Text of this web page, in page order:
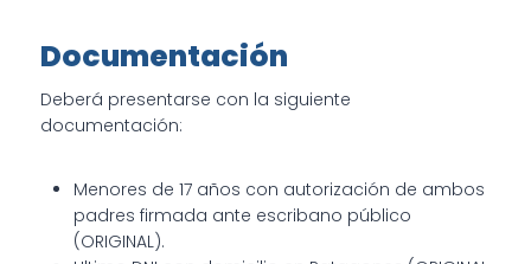
Documentación
Deberá presentarse con la siguiente
documentación:
Menores de 17 años con autorización de ambos
padres firmada ante escribano público
(ORIGINAL).